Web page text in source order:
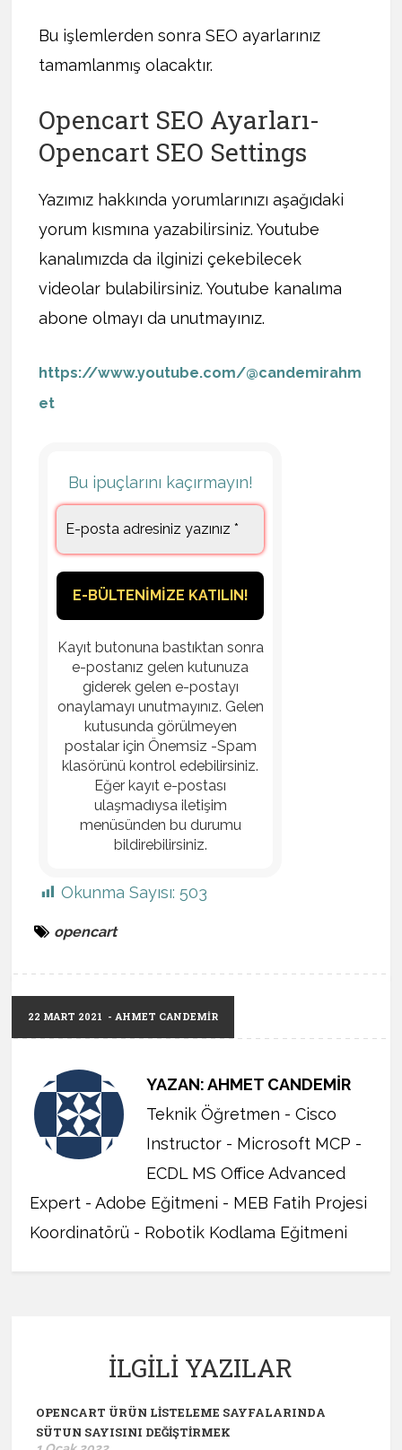
Bu işlemlerden sonra SEO ayarlarınız
tamamlanmış olacaktır.
Opencart SEO Ayarları-
Opencart SEO Settings
Yazımız hakkında yorumlarınızı aşağıdaki
yorum kısmına yazabilirsiniz. Youtube
kanalımızda da ilginizi çekebilecek
videolar bulabilirsiniz. Youtube kanalıma
abone olmayı da unutmayınız.
https://www.youtube.com/@candemirahm
et
Bu ipuçlarını kaçırmayın!
Kayıt butonuna bastıktan sonra
e-postanız gelen kutunuza
giderek gelen e-postayı
onaylamayı unutmayınız. Gelen
kutusunda görülmeyen
postalar için Önemsiz -Spam
klasörünü kontrol edebilirsiniz.
Eğer kayıt e-postası
ulaşmadıysa iletişim
menüsünden bu durumu
bildirebilirsiniz.
Okunma Sayısı: 503
opencart
22 MART 2021 - AHMET CANDEMIR
YAZAN: AHMET CANDEMIR
Teknik Öğretmen - Cisco
Instructor - Microsoft MCP -
ECDL MS Office Advanced
Expert - Adobe Eğitmeni - MEB Fatih Projesi
Koordinatörü - Robotik Kodlama Eğitmeni
İLGILI YAZILAR
OPENCART ÜRÜN LISTELEME SAYFALARINDA
SÜTUN SAYISINI DEĞIŞTIRMEK